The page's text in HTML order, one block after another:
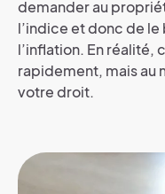
demander au
l’indice et donc de le
l’inflation. En réalité,
rapidement, mais au
votre droit.